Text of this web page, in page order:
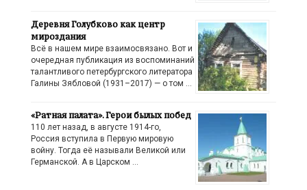
Деревня Голубково как центр
мироздания
Всё в нашем мире взаимосвязано. Вот и
очередная публикация из воспоминаний
талантливого петербургского литератора
Галины Зябловой (1931–2017) — о том …
«Ратная палата». Герои былых побед
110 лет назад, в августе 1914-го,
Россия вступила в Первую мировую
войну. Тогда её называли Великой или
Германской. А в Царском …